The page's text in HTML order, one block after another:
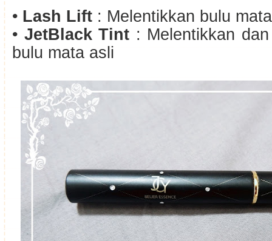
• Lash Lift : Melentikkan bulu
• JetBlack Tint : Melentikkan
bulu mata asli